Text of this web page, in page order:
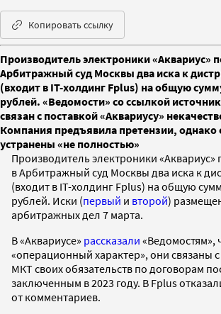
Копировать ссылку
Производитель электроники «Аквариус»
Арбитражный суд Москвы два иска к
(входит в IT-холдинг Fplus) на общую
рублей. «Ведомости» со ссылкой
связан с поставкой «Аквариусу»
Компания предъявила претензии,
устранены «не полностью»
Производитель электроники «Аквариус»
в Арбитражный суд Москвы два иска к
(входит в IT-холдинг Fplus) на общую
рублей. Иски (первый и второй)
арбитражных дел 7 марта.
В «Аквариусе» рассказали «Ведомостям»,
«операционный характер», они связаны
МКТ своих обязательств по договорам
заключенным в 2023 году. В Fplus
от комментариев.